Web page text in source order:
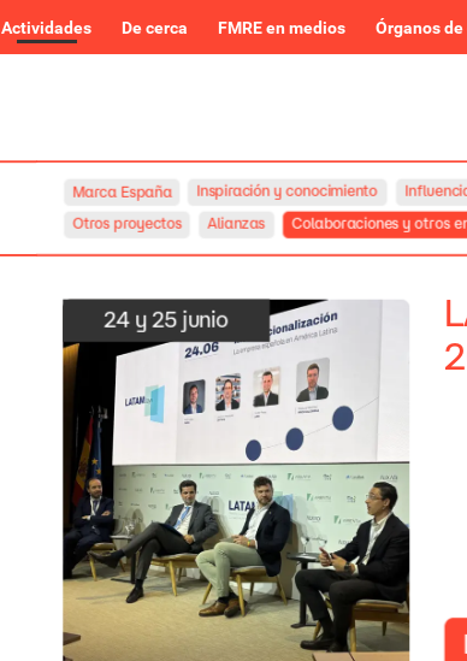
Actividades De cerca FMRE en medios Órganos
24 y25 junio
Marca España
Otros proyectos Alianzas Colaboraciones y otros
Inspiración y conocimiento